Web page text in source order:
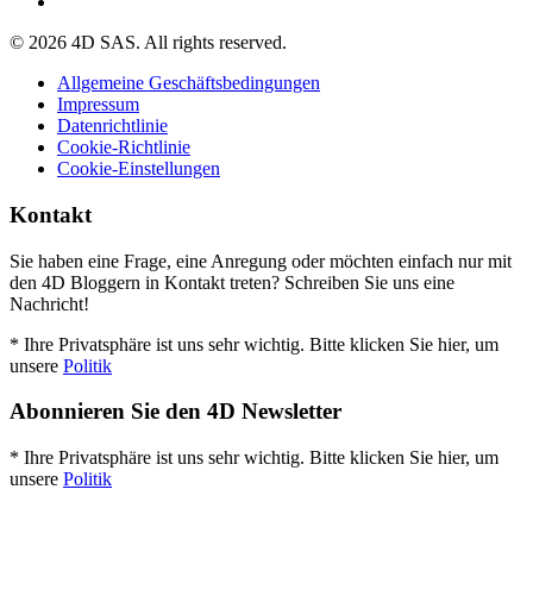
© 2026 4D SAS. All rights reserved.
Allgemeine Geschäftsbedingungen
Impressum
Datenrichtlinie
Cookie-Richtlinie
Cookie-Einstellungen
Kontakt
Sie haben eine Frage, eine Anregung oder möchten einfach nur mit
den 4D Bloggern in Kontakt treten? Schreiben Sie uns eine
Nachricht!
* Ihre Privatsphäre ist uns sehr wichtig. Bitte klicken Sie hier, um
unsere Politik
Abonnieren Sie den 4D Newsletter
* Ihre Privatsphäre ist uns sehr wichtig. Bitte klicken Sie hier, um
unsere Politik